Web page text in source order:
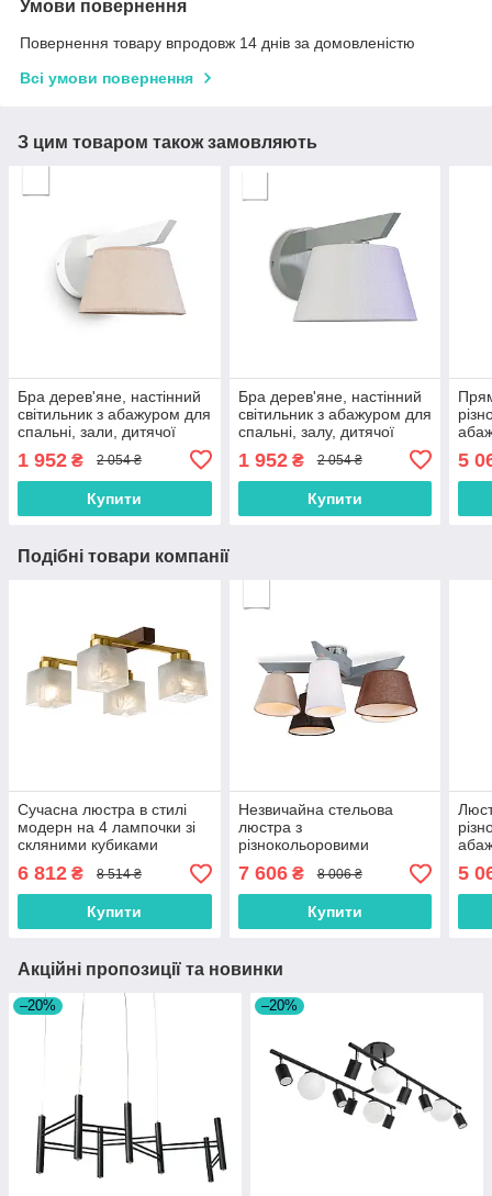
Умови повернення
Повернення товару впродовж 14 днів за домовленістю
Всі умови повернення
З цим товаром також замовляють
Бра дерев'яне, настінний
світильник з абажуром для
спальні, зали, дитячої
1 952 ₴ 2 054 ₴
Купити
Бра дерев'яне, настінний
світильник з абажуром для
спальні, залу, дитячої
1 952₴ 2 054 ₴
Купити
5
Подібні товари компанії
Сучасна люстра в стилі
модерн на 4 лампочки зі
скляними кубиками
6 812 ₴ 8 514 ₴
Купити
Незвичайна стельова
люстра з
різнокольоровими
абажурами в стилі модерн
7 606₴ 8 006 ₴
Купити
на
5
Акційні пропозиції та новинки
–20% –20%